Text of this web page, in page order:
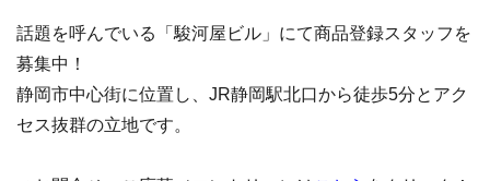
話題を呼んでいる「駿河屋ビル」にて商品登録スタッフを
募集中！
静岡市中心街に位置し、JR静岡駅北口から徒歩5分とアク
セス抜群の立地です。